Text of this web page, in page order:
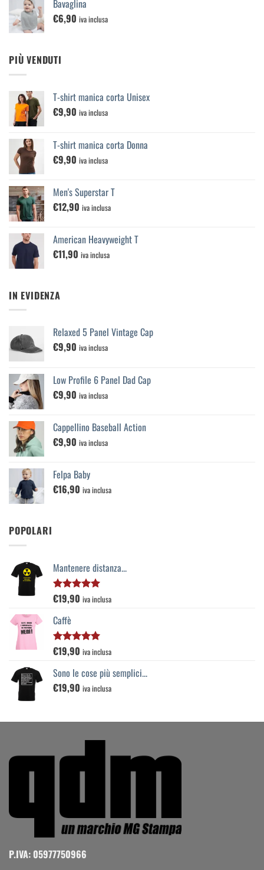
Bavaglina
€6,90 iva inclusa
PIÙ VENDUTI
T-shirt manica corta Unisex
€9,90 iva inclusa
T-shirt manica corta Donna
€9,90 iva inclusa
Men's Superstar T
€12,90 iva inclusa
American Heavyweight T
€11,90 iva inclusa
IN EVIDENZA
Relaxed 5 Panel Vintage Cap
€9,90 iva inclusa
Low Profile 6 Panel Dad Cap
€9,90 iva inclusa
Cappellino Baseball Action
€9,90 iva inclusa
Felpa Baby
€16,90 iva inclusa
POPOLARI
Mantenere distanza...
Valutato
5.00
€19,90 iva inclusa
Caffè
Valutato
5.00
€19,90 iva inclusa
Sono le cose più semplici...
€19,90 iva inclusa
P.IVA: 05977750966